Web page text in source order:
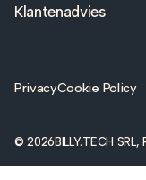
Klantenadvies
© 2026 BILLY.TECH
PrivacyCookie Policy